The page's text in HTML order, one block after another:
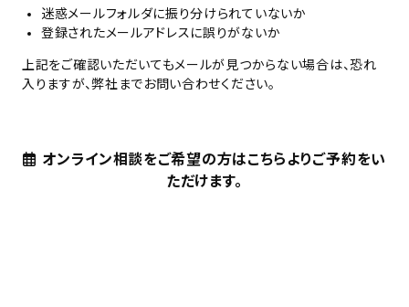
迷惑メールフォルダに振り分けられていないか
登録されたメールアドレスに誤りがないか
上記をご確認いただいてもメールが見つからない場合は、恐れ
入りますが、弊社までお問い合わせください。
オンライン相談をご希望の方はこちらよりご予約をい
ただけます。